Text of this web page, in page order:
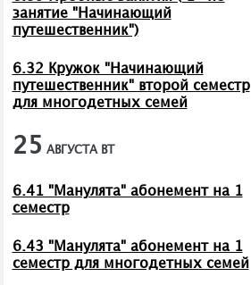
занятие "Начинающий
путешественник")
6.32 Кружок "Начинающий
путешественник" второй семестр
для многодетных семей
25 АВГУСТА ВТ
6.41 "Манулята" абонемент на 1
семестр
6.43 "Манулята" абонемент на 1
семестр для многодетных семей